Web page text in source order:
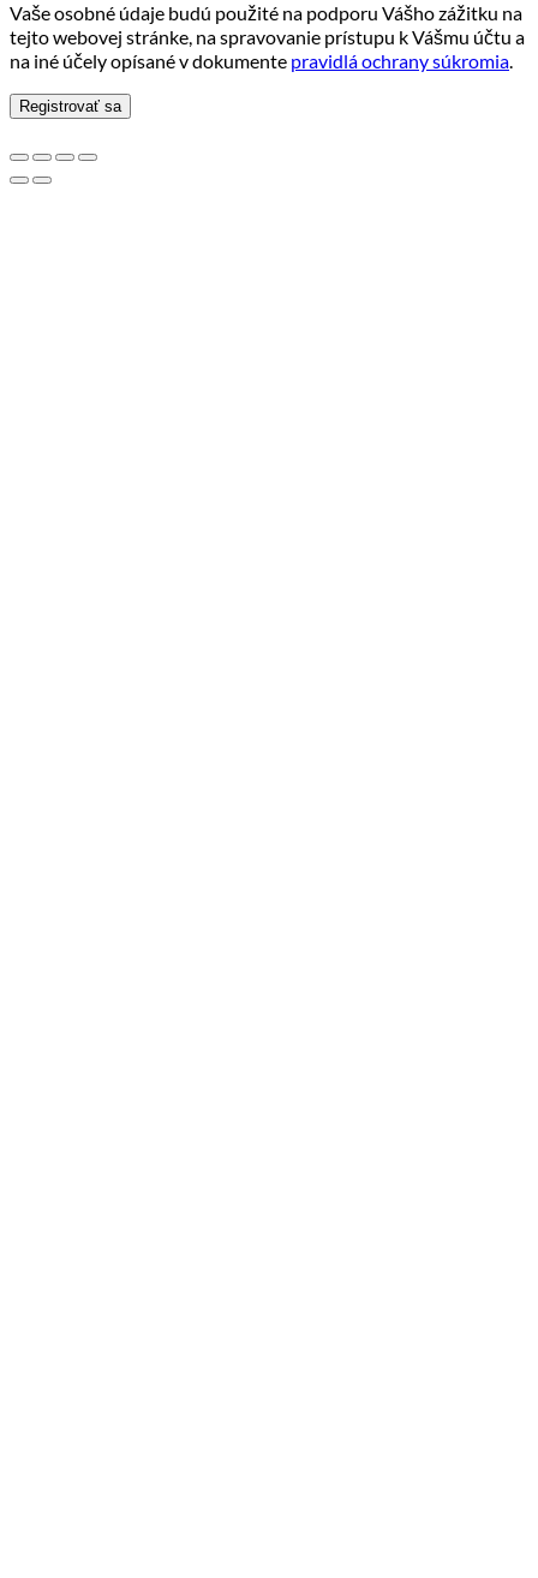
Vaše osobné údaje budú použité na podporu Vášho zážitku na
tejto webovej stránke, na spravovanie prístupu k Vášmu účtu a
na iné účely opísané v dokumente pravidlá ochrany súkromia.
Registrovať sa